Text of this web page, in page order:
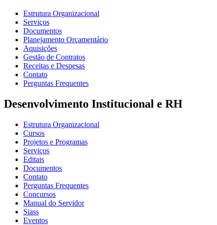
Estrutura Organizacional
Serviços
Documentos
Planejamento Orçamentário
Aquisições
Gestão de Contratos
Receitas e Despesas
Contato
Perguntas Frequentes
Desenvolvimento Institucional e RH
Estrutura Organizacional
Cursos
Projetos e Programas
Serviços
Editais
Documentos
Contato
Perguntas Frequentes
Concursos
Manual do Servidor
Siass
Eventos